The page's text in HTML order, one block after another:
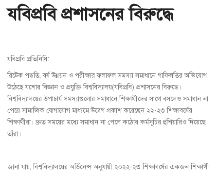
যবিপ্রবি প্রশাসনের বিরুদ্ধে
যবিপ্রবি প্রতিনিধি:
রিটেক পদ্ধতি, বর্ষ উন্নয়ন ও পরীক্ষার ফলাফল সমস্যা সমাধানে গাফিলতির অভিযোগ
উঠেছে যশোর বিজ্ঞান ও প্রযুক্তি বিশ্ববিদ্যালয়(যবিপ্রবি) প্রশাসনের বিরুদ্ধে।
বিশ্ববিদ্যালয়ের উপাচার্য সমস্যাগুলোর সমাধানে শিক্ষার্থীদের সাথে বসলেও সমাধান না
পেয়ে সামাজিক যোগাযোগ মাধ্যমে উদ্বেগ প্রকাশ করেছেন ২২-২৩ শিক্ষাবর্ষের
শিক্ষার্থীরা। দ্রুত সময়ের মধ্যে সমাধান না পেলে কঠোর কর্মসূচির হুশিয়ারিও দিয়েছে
তাঁরা।
জানা যায়, বিশ্ববিদ্যালয়ের অর্ডিনেন্স অনুযায়ী ২০২২-২৩ শিক্ষাবর্ষের একজন শিক্ষার্থী